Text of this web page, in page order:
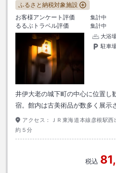
ふるさと納税対象施設
お客様アンケート評価
集計中
るるぶトラベル評価
集計中
大浴
駐車
井伊大老の城下町の中心に位置し
宿。館内は古美術品が数多く展示
アクセス：
ＪＲ東海道本線彦根駅
約５分
税込